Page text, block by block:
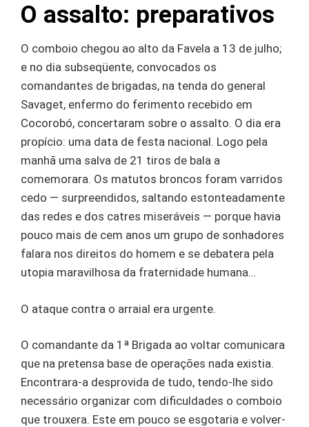
O assalto: preparativos
O comboio chegou ao alto da Favela a 13 de julho;
e no dia subseqüente, convocados os
comandantes de brigadas, na tenda do general
Savaget, enfermo do ferimento recebido em
Cocorobó, concertaram sobre o assalto. O dia era
propício: uma data de festa nacional. Logo pela
manhã uma salva de 21 tiros de bala a
comemorara. Os matutos broncos foram varridos
cedo — surpreendidos, saltando estonteadamente
das redes e dos catres miseráveis — porque havia
pouco mais de cem anos um grupo de sonhadores
falara nos direitos do homem e se debatera pela
utopia maravilhosa da fraternidade humana…
O ataque contra o arraial era urgente.
O comandante da 1ª Brigada ao voltar comunicara
que na pretensa base de operações nada existia.
Encontrara-a desprovida de tudo, tendo-lhe sido
necessário organizar com dificuldades o comboio
que trouxera. Este em pouco se esgotaria e volver-